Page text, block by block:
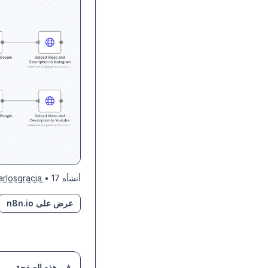
أنشأه • 17 أكتوبر 2025
عرض على n8n.io